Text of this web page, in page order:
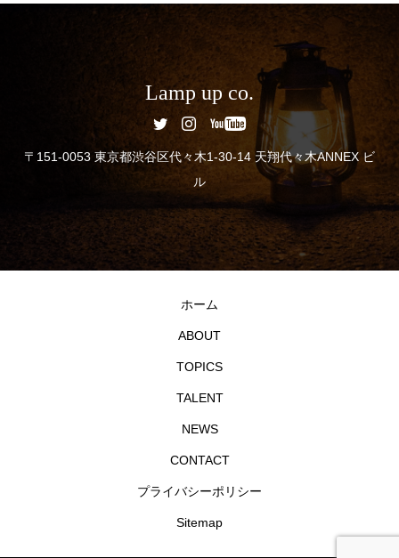
Lamp up co.
〒151-0053 東京都渋谷区代々木1-30-14 天翔代々木ANNEX ビ
ル
ホーム
ABOUT
TOPICS
TALENT
NEWS
CONTACT
プライバシーポリシー
Sitemap